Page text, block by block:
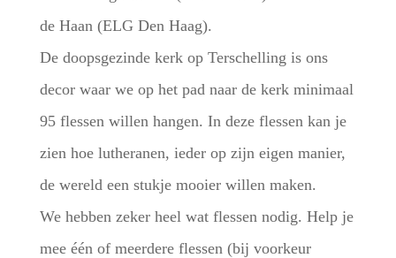
de Haan (ELG Den Haag).
De doopsgezinde kerk op Terschelling is ons
decor waar we op het pad naar de kerk minimaal
95 flessen willen hangen. In deze flessen kan je
zien hoe lutheranen, ieder op zijn eigen manier,
de wereld een stukje mooier willen maken.
We hebben zeker heel wat flessen nodig. Help je
mee één of meerdere flessen (bij voorkeur